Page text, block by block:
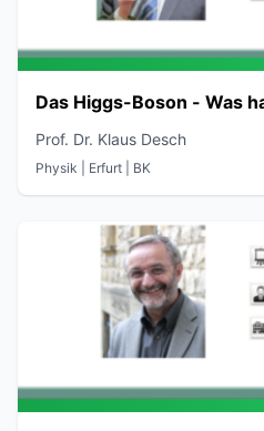
Das Higgs-Boson - Was
Prof. Dr. Klaus Desch
Physik | Erfurt | BK